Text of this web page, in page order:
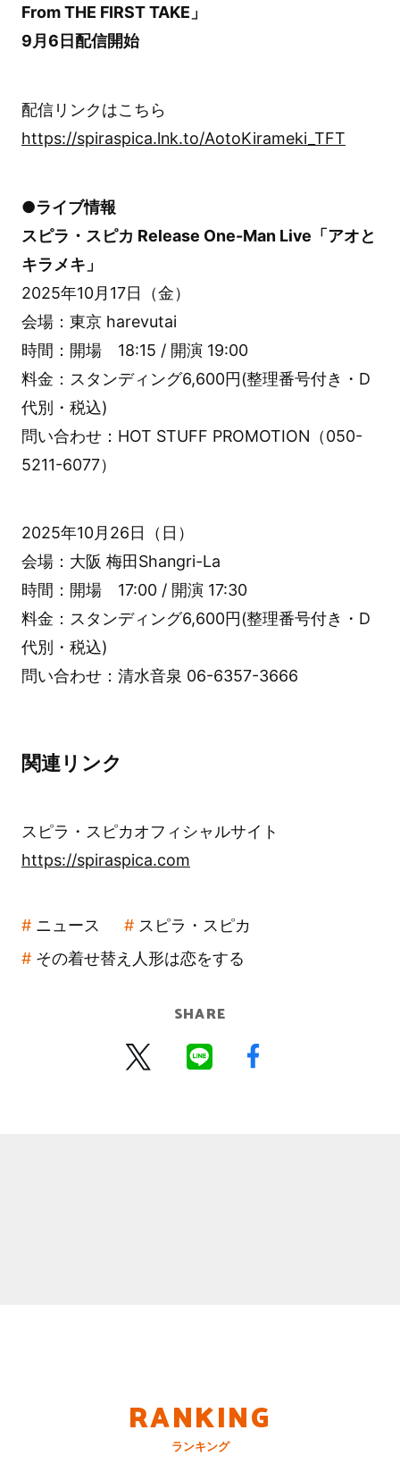
From THE FIRST TAKE」
9月6日配信開始
配信リンクはこちら
https://spiraspica.lnk.to/AotoKirameki_TFT
●ライブ情報
スピラ・スピカ Release One-Man Live「アオと
キラメキ」
2025年10月17日（金）
会場：東京 harevutai
時間：開場 18:15 / 開演 19:00
料金：スタンディング6,600円(整理番号付き・D
代別・税込)
問い合わせ：HOT STUFF PROMOTION（050-
5211-6077）
2025年10月26日（日）
会場：大阪 梅田Shangri-La
時間：開場 17:00 / 開演 17:30
料金：スタンディング6,600円(整理番号付き・D
代別・税込)
問い合わせ：清水音泉 06-6357-3666
関連リンク
スピラ・スピカオフィシャルサイト
https://spiraspica.com
ニュース
スピラ・スピカ
その着せ替え人形は恋をする
SHARE
RANKING
ランキング